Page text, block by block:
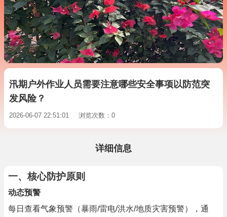
汛期户外作业人员需要注意哪些安全事项以防范突
发风险？
2026-06-07 22:51:01 浏览次数：0
详细信息
一、核心防护原则
动态预警
每日查看气象预警（暴雨/雷电/洪水/地质灾害预警），通